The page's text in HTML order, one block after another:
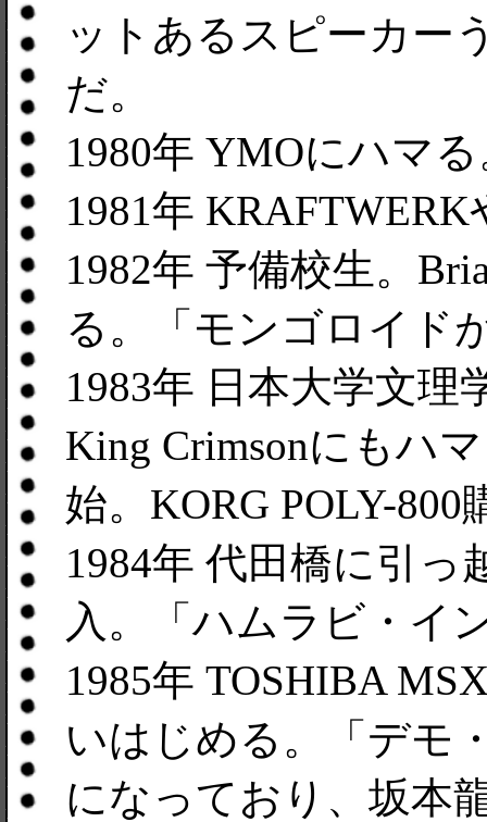
ットあるスピーカー
だ。
1980年 YMOにハマ
1981年
1982年 予備校生。
る。「モンゴロイド
1983年 日本大学文理
King Crimsonにもハ
始。KORG POLY-800
1984年 代田橋に引っ
入。「ハムラビ・イ
1985年 TOSHIBA
いはじめる。「デモ
になっており、坂本